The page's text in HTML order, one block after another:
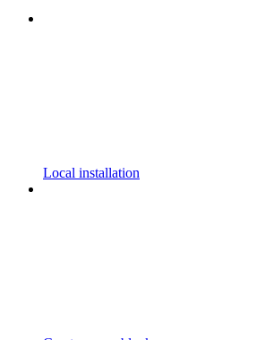
Local installation